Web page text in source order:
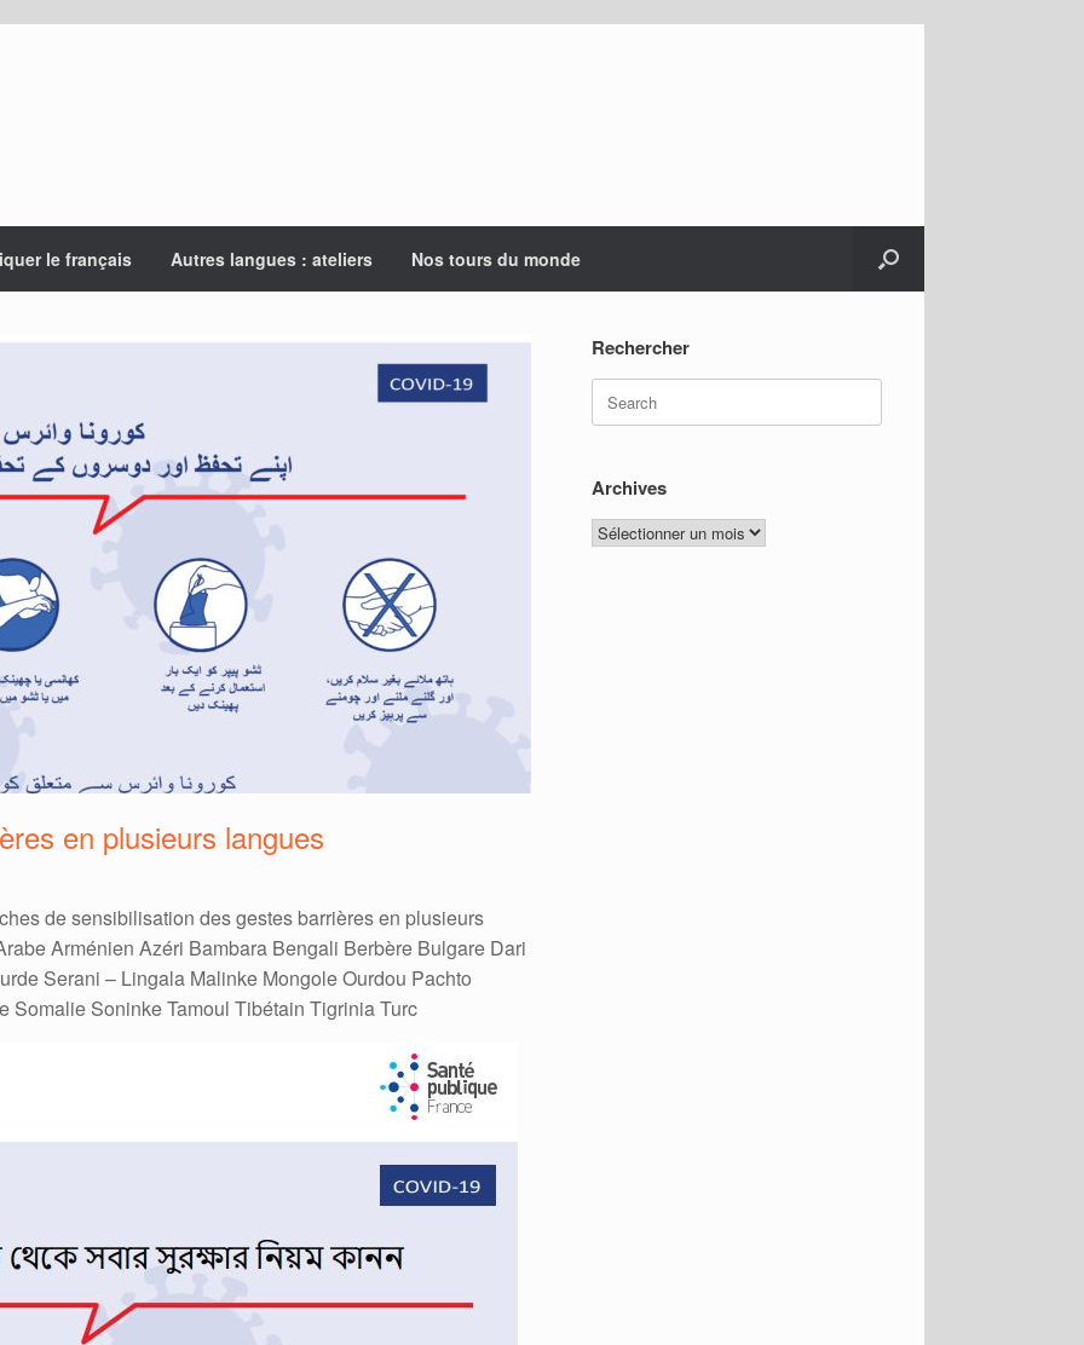
le français Autres langues : ateliers Nos tours du monde
en plusieurs langues
de sensibilisation des gestes barrières en plusieurs
Arménien Azéri Bambara Bengali Berbère Bulgare Dari
Serani – Lingala Malinke Mongole Ourdou Pachto
Somalie Soninke Tamoul Tibétain Tigrinia Turc
Rechercher
Search
for:
Archives
Archives